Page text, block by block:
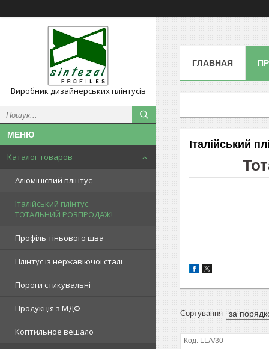
Виробник дизайнерських плінтусів
Каталог товаров
Алюмінієвий плінтус
Італійський плінтус.
ТОТАЛЬНИЙ РОЗПРОДАЖ!
Профіль тіньового шва
Плінтус із нержавіючої сталі
Пороги стикувальні
Продукція з МДФ
Коптильное вешало
ГЛАВНАЯ
Італійський
LLA/30